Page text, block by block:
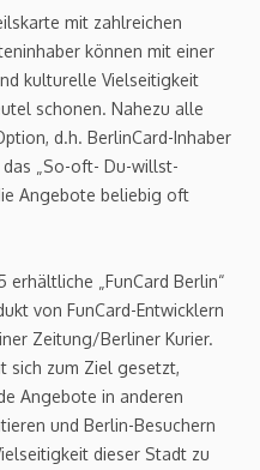
mit zahlreichen
können mit einer
kulturelle Vielseitigkeit
schonen. Nahezu alle
d.h. BerlinCard-Inhaber
„So-oft- Du-willst-
Angebote beliebig oft
erhältliche „FunCard Berlin“
von FunCard-Entwicklern
Zeitung/Berliner Kurier.
sich zum Ziel gesetzt,
Angebote in anderen
und Berlin-Besuchern
dieser Stadt zu